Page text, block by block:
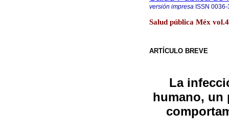
versión impresa ISSN 0036-
Salud pública Méx
ARTÍCULO BREVE
La
humano, un